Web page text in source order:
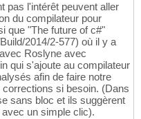
pas l'intérêt peuvent aller
du compilateur pour
que "The future of c#"
2014/2-577) où il y a
Roslyne avec
qui s'ajoute au compilateur
afin de faire notre
si besoin. (Dans
sans bloc et ils suggèrent
un simple clic).